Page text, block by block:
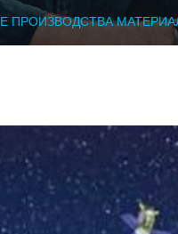
ПРОИЗВОДСТВА